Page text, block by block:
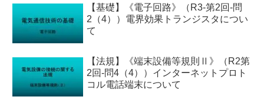
【基礎】《電子回路》（R3-第2回-問
2（4））電界効果トランジスタについ
て
【法規】《端末設備等規則Ⅱ》（R2第
2回-問4（4））インターネットプロト
コル電話端末について